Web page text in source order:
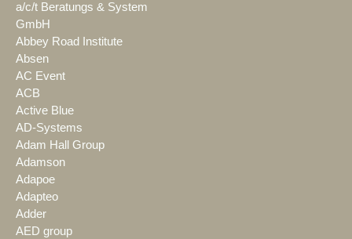
a/c/t Beratungs & System
GmbH
Abbey Road Institute
Absen
AC Event
ACB
Active Blue
AD-Systems
Adam Hall Group
Adamson
Adapoe
Adapteo
Adder
AED group